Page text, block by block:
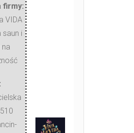
firmy:
VIDA
saun i
na